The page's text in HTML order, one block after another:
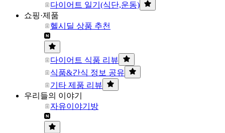
다이어트 일기(식단,운동)
쇼핑·제품
헬시딜 상품 추천
다이어트 식품 리뷰
식품&간식 정보 공유
기타 제품 리뷰
우리들의 이야기
자유이야기방